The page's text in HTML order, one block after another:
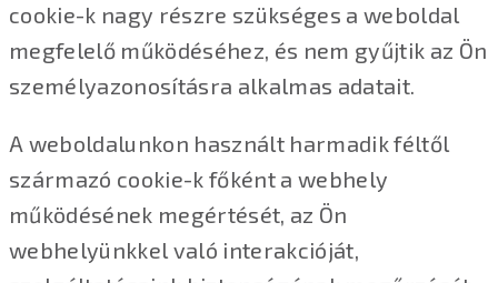
cookie-k nagy részre szükséges a weboldal
megfelelő működéséhez, és nem gyűjtik az Ön
személyazonosításra alkalmas adatait.
A weboldalunkon használt harmadik féltől
származó cookie-k főként a webhely
működésének megértését, az Ön
webhelyünkkel való interakcióját,